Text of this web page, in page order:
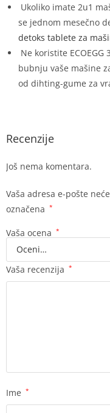
Ukoliko imate 2u1
se jednom mesečno
detoks tablete za
Ne koristite
bubnju vaše mašine
od dihting-gume za
Recenzije
Još nema komentara.
Vaša adresa e-pošte
označena *
Vaša ocena *
Vaša recenzija *
Ime *